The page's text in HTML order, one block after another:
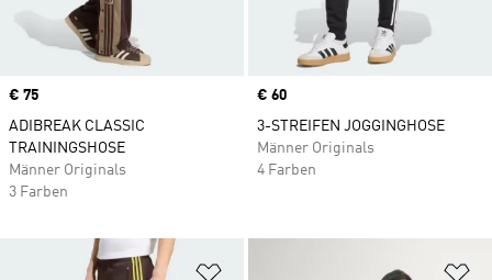
Price
€ 75
ADIBREAK CLASSIC
TRAININGSHOSE
Männer Originals
3 Farben
Price
€ 60
3-STREIFEN JOGGINGHOSE
Männer Originals
4 Farben
Zur Wunschliste hinzufügen